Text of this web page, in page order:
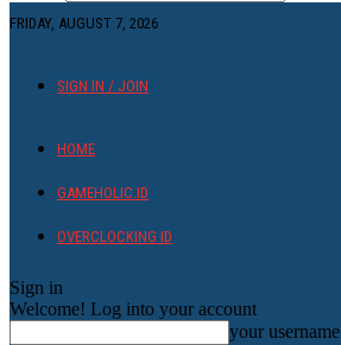
FRIDAY, AUGUST 7, 2026
SIGN IN / JOIN
HOME
GAMEHOLIC.ID
OVERCLOCKING ID
Sign in
Welcome! Log into your account
your username